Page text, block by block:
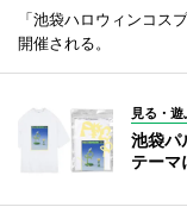
「池袋ハロウィンコス
開催される。
見る・遊
池袋パ
テーマ